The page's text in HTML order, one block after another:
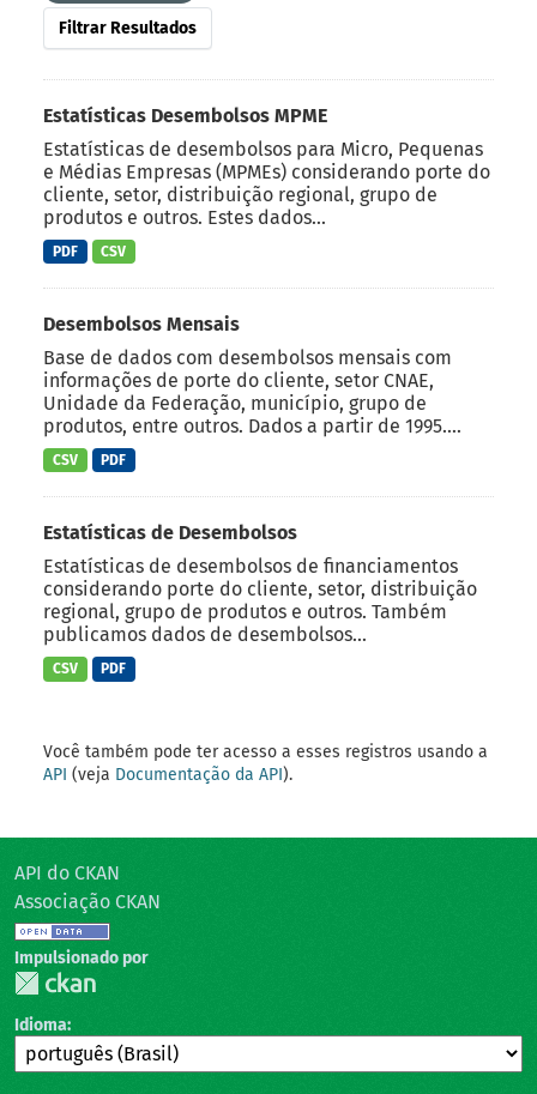
Filtrar Resultados
Estatísticas Desembolsos MPME
Estatísticas de desembolsos para Micro, Pequenas
e Médias Empresas (MPMEs) considerando porte do
cliente, setor, distribuição regional, grupo de
produtos e outros. Estes dados...
PDF CSV
Desembolsos Mensais
Base de dados com desembolsos mensais com
informações de porte do cliente, setor CNAE,
Unidade da Federação, município, grupo de
produtos, entre outros. Dados a partir de 1995....
CSV PDF
Estatísticas de Desembolsos
Estatísticas de desembolsos de financiamentos
considerando porte do cliente, setor, distribuição
regional, grupo de produtos e outros. Também
publicamos dados de desembolsos...
CSV PDF
Você também pode ter acesso a esses registros usando a
API (veja Documentação da API).
API do CKAN
Associação CKAN
Impulsionado por
Idioma